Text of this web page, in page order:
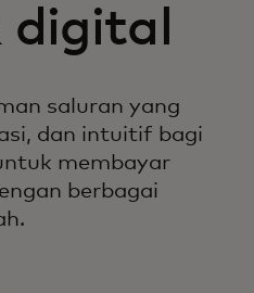
digital
saluran yang
dan intuitif bagi
membayar
berbagai